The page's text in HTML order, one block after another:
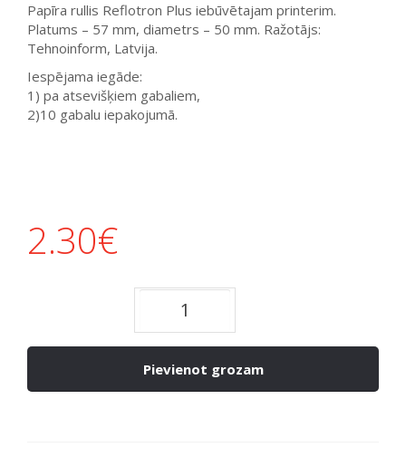
Papīra rullis Reflotron Plus iebūvētajam printerim.
Platums – 57 mm, diametrs – 50 mm. Ražotājs:
Tehnoinform, Latvija.
Iespējama iegāde:
1) pa atsevišķiem gabaliem,
2)10 gabalu iepakojumā.
2.30€
Pievienot grozam